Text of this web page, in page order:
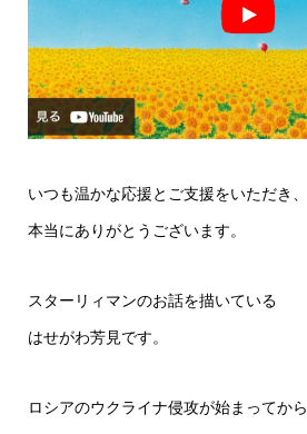
いつも温かな応援とご支援をいただき、
本当にありがとうございます。
スターリィマンのお話を描いている
はせがわ芳見です。
ロシアのウクライナ侵攻が始まってから